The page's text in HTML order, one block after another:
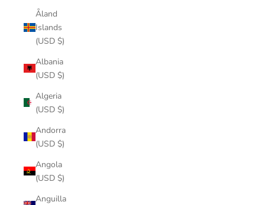
Åland
Islands
(USD $)
Albania
(USD $)
Algeria
(USD $)
Andorra
(USD $)
Angola
(USD $)
Anguilla